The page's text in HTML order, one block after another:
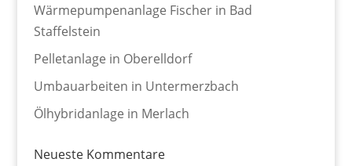
Wärmepumpenanlage Fischer in Bad
Staffelstein
Pelletanlage in Oberelldorf
Umbauarbeiten in Untermerzbach
Ölhybridanlage in Merlach
Neueste Kommentare